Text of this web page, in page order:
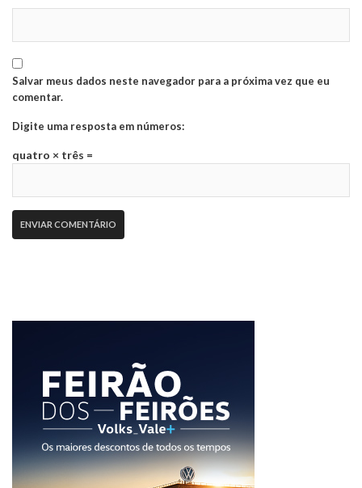
Salvar meus dados neste navegador para a próxima vez que eu
comentar.
Digite uma resposta em números:
quatro × três =